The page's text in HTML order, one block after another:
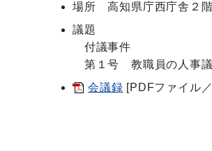
場所 高知県庁西庁舎２
議題
付議事件
第１号 教職員の人事
会議録 [PDFファイル